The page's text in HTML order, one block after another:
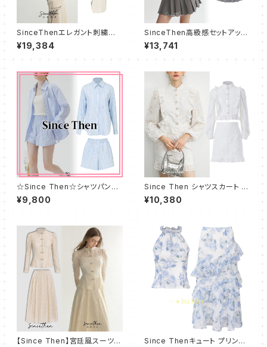
SinceThenエレガント刺繍上
下セット トップス×スカート
¥19,384
SinceThen高級感セットアップ
トップス プリーツスカート
¥13,741
☆Since Then☆シャツパンツ
上下 セットアップ☆
¥9,800
Since Then シャツスカート 上
下2点セット/セットアップ★可愛
い おしゃれ
¥10,380
【Since Then】宮廷風スーツス
Since Thenキュート プリン